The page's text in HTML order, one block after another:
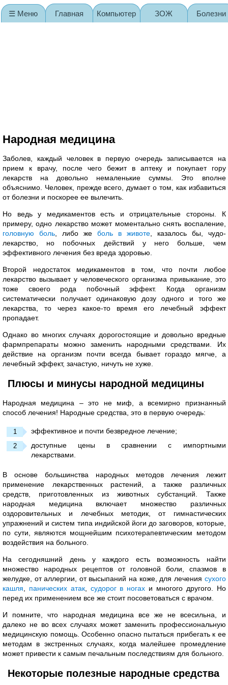
Народная медицина
Заболев, каждый человек в первую очередь записывается на
прием к врачу, после чего бежит в аптеку и покупает гору
лекарств на довольно немаленькие суммы. Это вполне
объяснимо. Человек, прежде всего, думает о том, как избавиться
от болезни и поскорее ее вылечить.
Но ведь у медикаментов есть и отрицательные стороны. К
примеру, одно лекарство может моментально снять воспаление,
головную боль, либо же боль в животе, казалось бы, чудо-
лекарство, но побочных действий у него больше, чем
эффективного лечения без вреда здоровью.
Второй недостаток медикаментов в том, что почти любое
лекарство вызывает у человеческого организма привыкание, это
тоже своего рода побочный эффект. Когда организм
систематически получает одинаковую дозу одного и того же
лекарства, то через какое-то время его лечебный эффект
пропадает.
Однако во многих случаях дорогостоящие и довольно вредные
фармпрепараты можно заменить народными средствами. Их
действие на организм почти всегда бывает гораздо мягче, а
лечебный эффект, зачастую, ничуть не хуже.
Плюсы и минусы народной медицины
Народная медицина – это не миф, а всемирно признанный
способ лечения! Народные средства, это в первую очередь:
эффективное и почти безвредное лечение;
доступные цены в сравнении с импортными
лекарствами.
В основе большинства народных методов лечения лежит
применение лекарственных растений, а также различных
средств, приготовленных из животных субстанций. Также
народная медицина включает множество различных
оздоровительных и лечебных методик, от гимнастических
упражнений и систем типа индийской йоги до заговоров, которые,
по сути, являются мощнейшим психотерапевтическим методом
воздействия на больного.
На сегодняшний день у каждого есть возможность найти
множество народных рецептов от головной боли, спазмов в
желудке, от аллергии, от высыпаний на коже, для лечения сухого
кашля
панических атак, судорог в ногах и многого другого. Но
перед их применением все же стоит посоветоваться с врачом.
И помните, что народная медицина все же не всесильна, и
далеко не во всех случаях может заменить профессиональную
медицинскую помощь. Особенно опасно пытаться прибегать к ее
методам в экстренных случаях, когда малейшее промедление
может привести к самым печальным последствиям для больного.
Некоторые полезные народные средства
☰ Меню Главная Компьютер ЗОЖ Болезни